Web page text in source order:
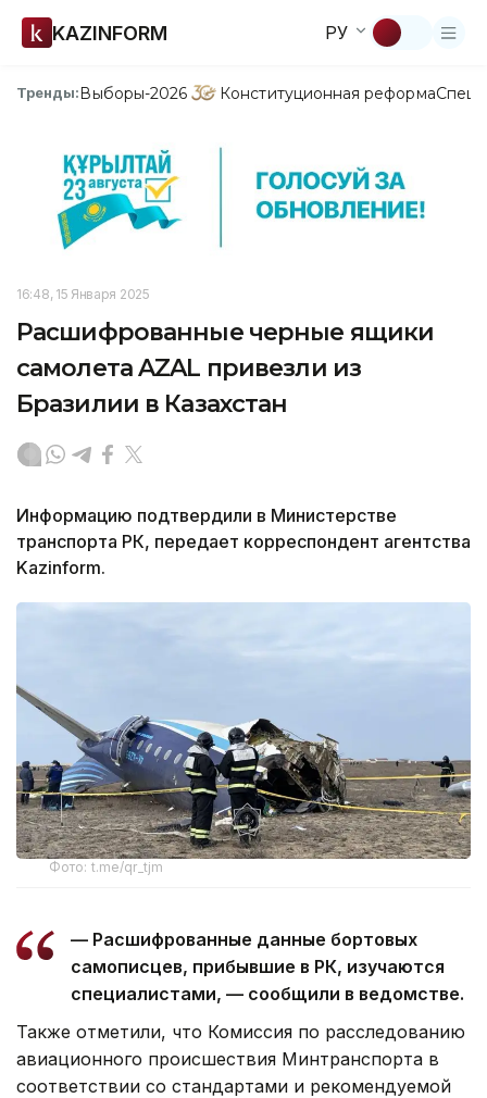
KAZINFORM РУ
Тренды:Выборы-2026 Конституционная реформа
16:48, 15 Января 2025
Расшифрованные черные ящики
самолета AZAL привезли из
Бразилии в Казахстан
Информацию подтвердили в Министерстве
транспорта РК, передает корреспондент агентства
Kazinform.
Фото: t.me/qr_tjm
— Расшифрованные данные бортовых
самописцев, прибывшие в РК, изучаются
специалистами, — сообщили в ведомстве.
Также отметили, что Комиссия по расследованию
авиационного происшествия Минтранспорта в
соответствии со стандартами и рекомендуемой